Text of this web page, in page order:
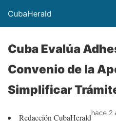
CubaHerald
Cuba Evalúa
Convenio de la
Simplificar
Redacción CubaHeraldhace 2